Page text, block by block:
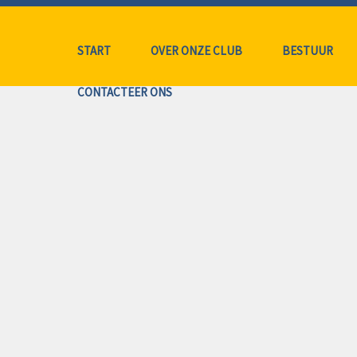
START OVER ONZE CLUB BESTUUR
CONTACTEER ONS